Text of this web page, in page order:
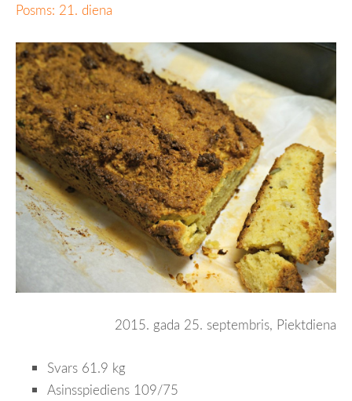
Posms: 21. diena
2015. gada 25. septembris, Piektdiena
Svars 61.9 kg
Asinsspiediens 109/75